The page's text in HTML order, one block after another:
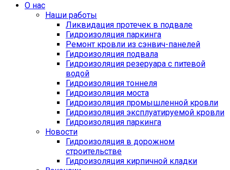
О нас
Наши работы
Ликвидация протечек в подвале
Гидроизоляция паркинга
Ремонт кровли из сэнвич-панелей
Гидроизоляция подвала
Гидроизоляция резеруара с питевой
водой
Гидроизоляция тоннеля
Гидроизоляция моста
Гидроизоляция промышленной кровли
Гидроизоляция эксплуатируемой кровли
Гидроизоляция паркинга
Новости
Гидроизоляция в дорожном
строительстве
Гидроизоляция кирпичной кладки